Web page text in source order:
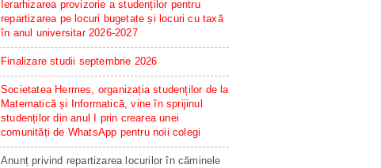
Ierarhizarea provizorie a studenților pentru
repartizarea pe locuri bugetate și locuri cu taxă
în anul universitar 2026-2027
Finalizare studii septembrie 2026
Societatea Hermes, organizația studenților de la
Matematică și Informatică, vine în sprijinul
studenților din anul I prin crearea unei
comunități de WhatsApp pentru noii colegi
Anunț privind repartizarea locurilor în căminele